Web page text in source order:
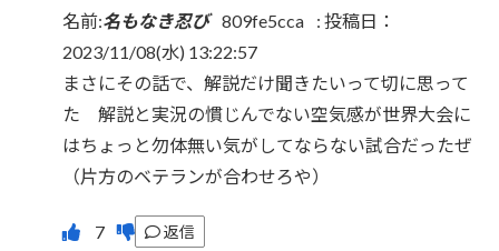
名前:名もなき忍び 809fe5cca : 投稿日：
2023/11/08(水) 13:22:57
まさにその話で、解説だけ聞きたいって切に思って
た 解説と実況の慣じんでない空気感が世界大会に
はちょっと勿体無い気がしてならない試合だったぜ
（片方のベテランが合わせろや）
返信